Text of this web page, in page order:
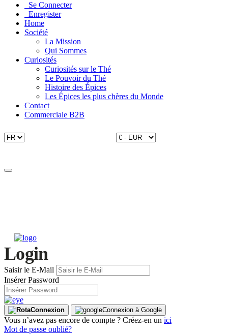
Se Connecter
Enregister
Home
Société
La Mission
Qui Sommes
Curiosités
Curiosités sur le Thé
Le Pouvoir du Thé
Histoire des Épices
Les Épices les plus chères du Monde
Contact
Commerciale B2B
Login
Saisir le E-Mail
Insérer Password
Connexion Connexion à Google
Vous n’avez pas encore de compte ? Créez-en un ici
Mot de passe oublié?